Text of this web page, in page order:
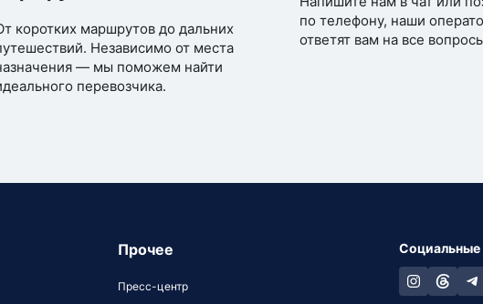
коротких маршрутов до дальних
Независимо от места
— мы поможем найти
перевозчика.
по телефону, наши
ответят вам на все
Прочее
Пресс-центр
Социальные